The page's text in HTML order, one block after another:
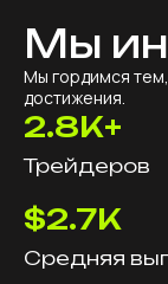
Мы
Мы гордимся
достижения.
2.8K+
Трейдеров
$2.7K
Средняя